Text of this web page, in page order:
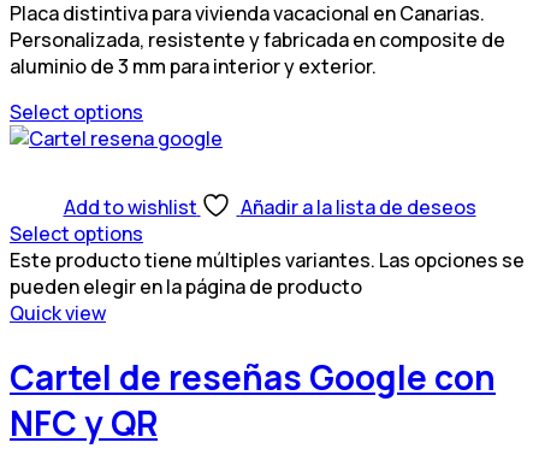
Placa distintiva para vivienda vacacional en Canarias.
Personalizada, resistente y fabricada en composite de
aluminio de 3 mm para interior y exterior.
Select options
Add to wishlist
Añadir a la lista de deseos
Select options
Este producto tiene múltiples variantes. Las opciones se
pueden elegir en la página de producto
Quick view
Cartel de reseñas Google con
NFC y QR